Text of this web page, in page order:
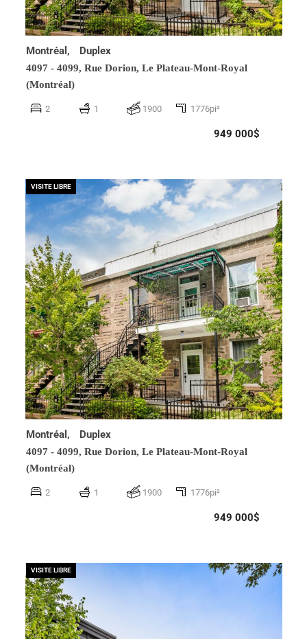
Montréal, Duplex
4097 - 4099, Rue Dorion, Le Plateau-Mont-Royal
(Montréal)
2 1 1900 1776pi²
949 000$
VISITE LIBRE
Montréal, Duplex
4097 - 4099, Rue Dorion, Le Plateau-Mont-Royal
(Montréal)
2 1 1900 1776pi²
949 000$
VISITE LIBRE